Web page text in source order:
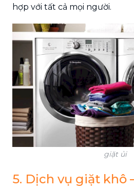
hợp với tất cả mọi người.
giặt ủi
5. Dịch vụ giặt khô